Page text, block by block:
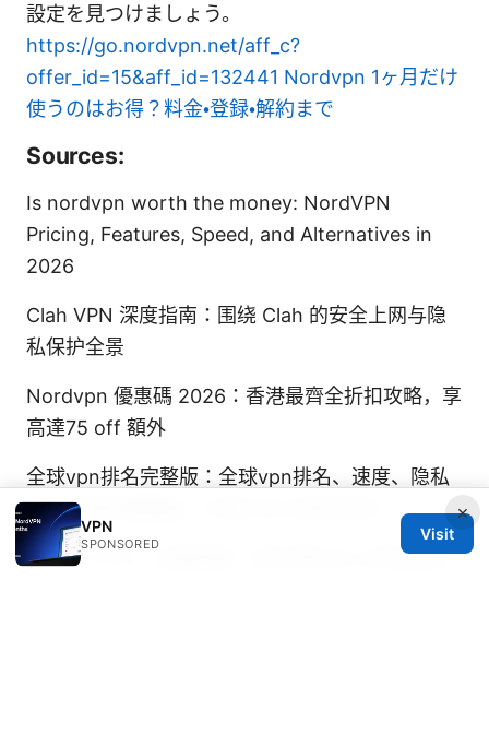
設定を見つけましょう。
https://go.nordvpn.net/aff_c?
offer_id=15&aff_id=132441 Nordvpn 1ヶ月だけ
使うのはお得？料金・登録・解約まで
Sources:
Is nordvpn worth the money: NordVPN
Pricing, Features, Speed, and Alternatives in
2026
Clah VPN 深度指南：围绕 Clah 的安全上网与隐
私保护全景
Nordvpn 優惠碼 2026：香港最齊全折扣攻略，享
高達75 off 額外
全球vpn排名完整版：全球vpn排名、速度、隐私
保护、服务器覆盖、价格对比与使用场景
Aurora VPN：全面指南，提升隐私与上网自由的
×
VPN
SPONSORED
Visit